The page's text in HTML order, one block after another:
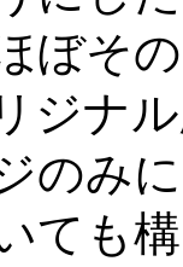
ぼそ
ジナ
のみ
ても